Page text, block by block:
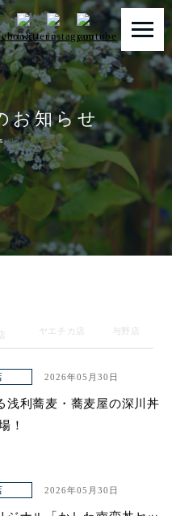
お知らせ
ージ
は
だわり
り
ー
ス
ヤエチカ店 与野店
2026年05月30日
浅利蕎麦・蕎麦屋の深川丼
！
2026年05月30日